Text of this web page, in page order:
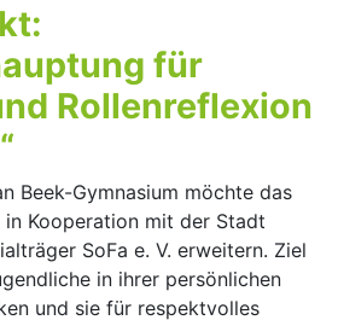
für
Rollenreflexion
Beek-Gymnasium möchte das
Kooperation mit der Stadt
SoFa e. V. erweitern. Ziel
in ihrer persönlichen
und sie für respektvolles